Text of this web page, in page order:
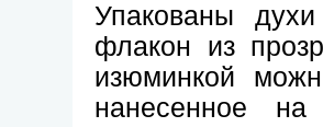
Упакованы
флакон из
изюминкой
нанесенное на